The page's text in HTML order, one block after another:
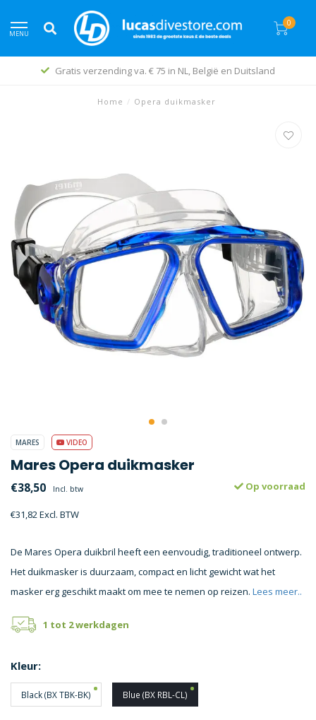
MENU
0
Gratis verzending va. € 75 in NL, België en Duitsland
Home / Opera duikmasker
MARES VIDEO
Mares Opera duikmasker
€38,50 Incl. btw
€31,82 Excl. BTW
Op voorraad
De Mares Opera duikbril heeft een eenvoudig, traditioneel ontwerp.
Het duikmasker is duurzaam, compact en licht gewicht wat het
masker erg geschikt maakt om mee te nemen op reizen. Lees meer..
1 tot 2 werkdagen
Kleur:
Black (BX TBK-BK) Blue (BX RBL-CL)